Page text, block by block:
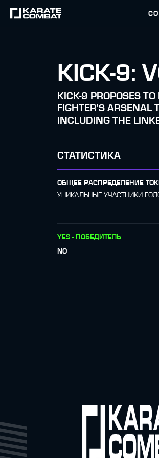
KICK-9:
KICK-9 PROPOSES
FIGHTER'S ARSENAL
INCLUDING THE
СТАТИСТИКА
ОБЩЕЕ РАСПРЕДЕЛЕНИЕ
УНИКАЛЬНЫЕ УЧАСТНИКИ
YES - ПОБЕДИТЕЛЬ
NO